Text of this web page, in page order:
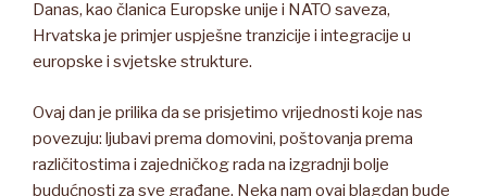
Danas, kao članica Europske unije i NATO saveza,
Hrvatska je primjer uspješne tranzicije i integracije u
europske i svjetske strukture.
Ovaj dan je prilika da se prisjetimo vrijednosti koje nas
povezuju: ljubavi prema domovini, poštovanja prema
različitostima i zajedničkog rada na izgradnji bolje
budućnosti za sve građane. Neka nam ovaj blagdan bude